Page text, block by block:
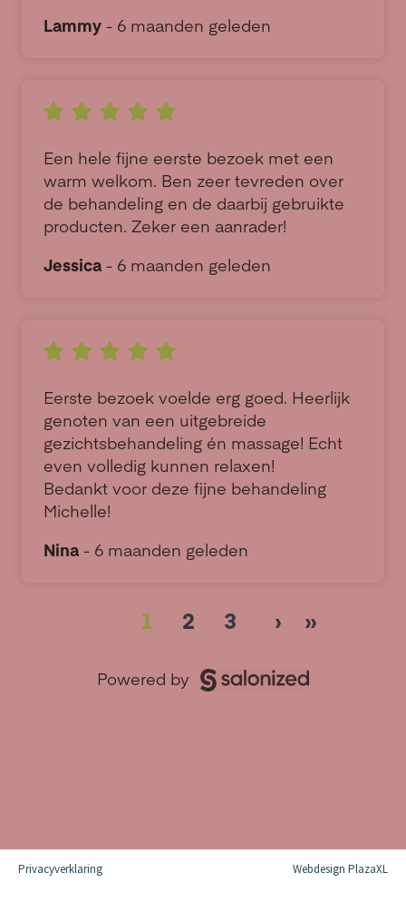
Privacyverklaring Webdesign PlazaXL